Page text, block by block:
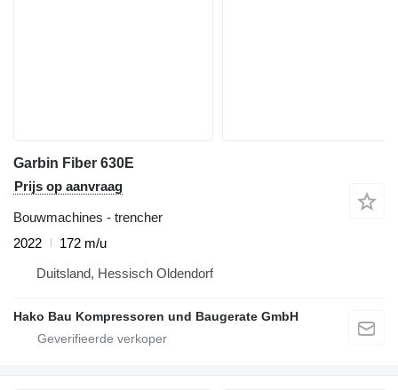
Garbin Fiber 630E
Prijs op aanvraag
Bouwmachines - trencher
2022
172 m/u
Duitsland, Hessisch Oldendorf
Hako Bau Kompressoren und Baugerate GmbH